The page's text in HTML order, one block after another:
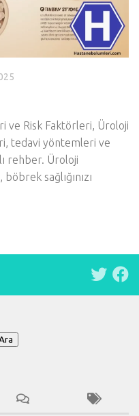
ve Risk Faktörleri, Üroloji
tedavi yöntemleri ve
rehber. Üroloji
sağlığınızı